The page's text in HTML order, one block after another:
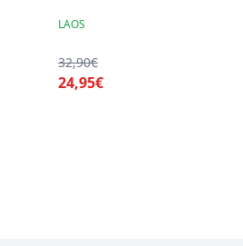
LAOS
32,90€
24,95€